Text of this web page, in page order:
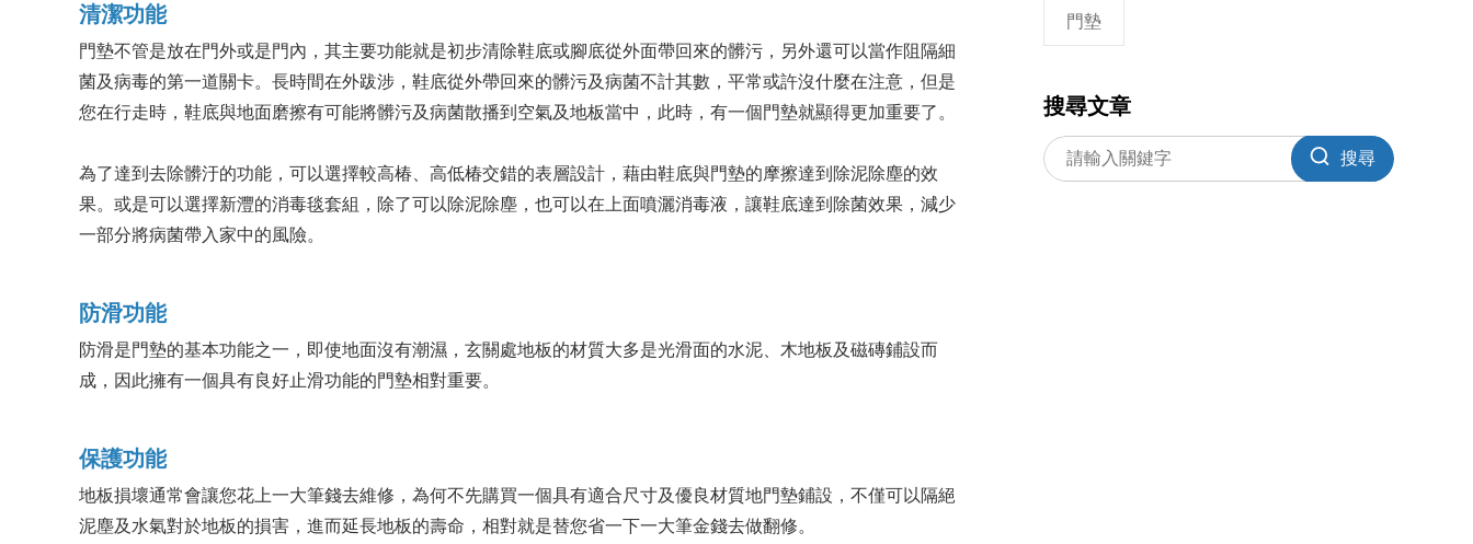
清潔功能
門墊不管是放在門外或是門內，其主要功能就是初步清除鞋底或腳底從外面帶回來的髒污，另外還可以當作阻隔細
菌及病毒的第一道關卡。長時間在外跋涉，鞋底從外帶回來的髒污及病菌不計其數，平常或許沒什麼在注意，但是
您在行走時，鞋底與地面磨擦有可能將髒污及病菌散播到空氣及地板當中，此時，有一個門墊就顯得更加重要了。
為了達到去除髒汙的功能，可以選擇較高椿、高低椿交錯的表層設計，藉由鞋底與門墊的摩擦達到除泥除塵的效
果。或是可以選擇新灃的消毒毯套組，除了可以除泥除塵，也可以在上面噴灑消毒液，讓鞋底達到除菌效果，減少
一部分將病菌帶入家中的風險。
防滑功能
防滑是門墊的基本功能之一，即使地面沒有潮濕，玄關處地板的材質大多是光滑面的水泥、木地板及磁磚鋪設而
成，因此擁有一個具有良好止滑功能的門墊相對重要。
保護功能
地板損壞通常會讓您花上一大筆錢去維修，為何不先購買一個具有適合尺寸及優良材質地門墊鋪設，不僅可以隔絕
泥塵及水氣對於地板的損害，進而延長地板的壽命，相對就是替您省一下一大筆金錢去做翻修。
門墊
搜尋文章
搜尋